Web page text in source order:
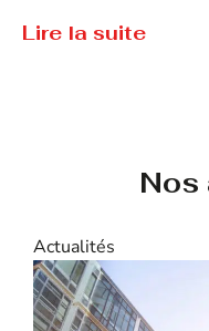
Aujourd’hui, Hémon
Rochelle, lui
l’ensemble de leurs
Une offre complète de
Lire la suite
Actualités